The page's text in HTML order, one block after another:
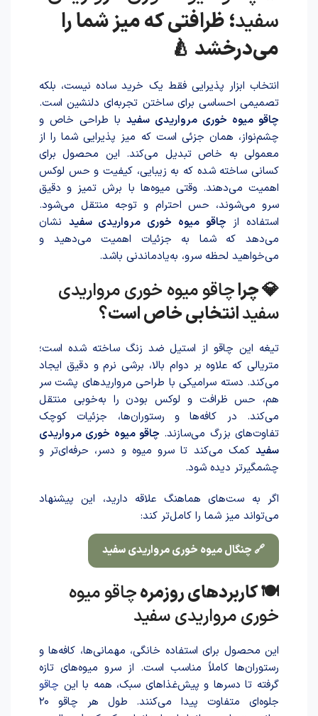
سفید؛ ظرافتی که میز شما را
می‌درخشد 🍐
انتخاب ابزار پذیرایی فقط یک خرید ساده نیست، بلکه
تصمیمی احساسی برای ساختن تجربه‌ای دلنشین است.
چاقو میوه خوری مرواریدی سفیدبا طراحی خاص و
چشم‌نواز، همان جزئی است که میز پذیرایی شما را از
معمولی به خاص تبدیل می‌کند. این محصول برای
کسانی سا‌خته شد‌ه که به زیبایی، کیفیت و حس لوکس
اهمیت می‌دهند. وقتی میوه‌ها با برش تمیز و دقیق
سرو می‌شوند، حس احترام و توجه منتقل می‌شود.
استفاده از چاقو میوه خوری مرواریدی سفید نشان
می‌دهد که شما به جزئیات اهمیت می‌دهید و
می‌خواهید لحظه سرو، به‌یادماندنی باشد.
💎 چراچاقو میوه خوری مرواریدی
سفیدانتخابی خاص است؟
تیغه این چاقو از استیل ضد زنگ سا‌خته شد‌ه است؛
متریالی که علاوه بر دوام بالا، برشی نرم و دقیق ایجاد
می‌کند. دسته سرامیکی با طراحی مرواریدهای پشت سر
هم، حس ظرافت و لوکس بودن را به‌خوبی منتقل
می‌کند. در کافه‌ها و رستوران‌ها، جزئیات کوچک
تفاوت‌های بزرگ می‌سازند. چاقو میوه خوری مرواریدی
سفید کمک می‌کند تا سرو میوه و دسر، حرفه‌ای‌تر و
چشمگیرتر دیده شود.
اگر به ست‌های هماهنگ علاقه دارید، این پیشنهاد
می‌تواند میز شما را کامل‌تر کند:
🔗 چنگال میوه خوری مرواریدی سفید
🍽️ کاربردهای روزمرهچاقو میوه
خوری مرواریدی سفید
این محصول برای استفاده خانگی، مهمانی‌ها، کافه‌ها و
رستوران‌ها کاملاً مناسب است. از سرو میوه‌های تازه
گرفته تا دسرها و پیش‌غذاهای سبک، همه با این چاقو
جلوه‌ای متفاوت پیدا می‌کنند. طول هر چاقو ۲۰